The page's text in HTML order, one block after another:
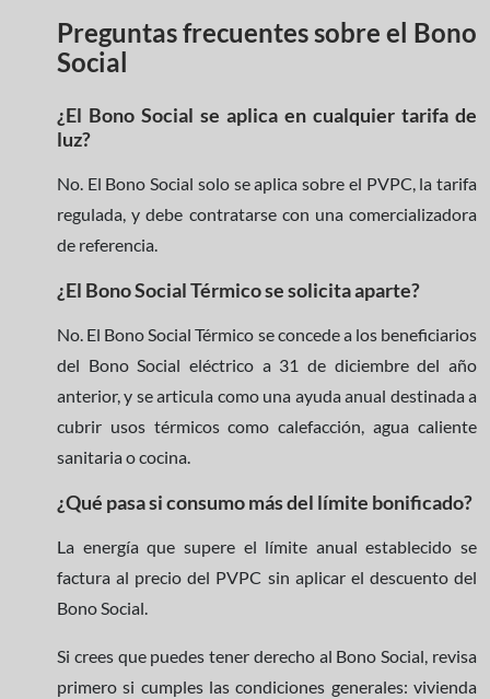
Preguntas frecuentes sobre el Bono
Social
¿El Bono Social se aplica en cualquier tarifa de
luz?
No. El Bono Social solo se aplica sobre el PVPC, la tarifa
regulada, y debe contratarse con una comercializadora
de referencia.
¿El Bono Social Térmico se solicita aparte?
No. El Bono Social Térmico se concede a los beneficiarios
del Bono Social eléctrico a 31 de diciembre del año
anterior, y se articula como una ayuda anual destinada a
cubrir usos térmicos como calefacción, agua caliente
sanitaria o cocina.
¿Qué pasa si consumo más del límite bonificado?
La energía que supere el límite anual establecido se
factura al precio del PVPC sin aplicar el descuento del
Bono Social.
Si crees que puedes tener derecho al Bono Social, revisa
primero si cumples las condiciones generales: vivienda